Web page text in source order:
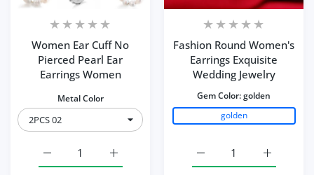
Women Ear Cuff No
Pierced Pearl Ear
Earrings Women
Metal Color
Augmenter la quantité de Women Ear
Augmenter la quantité de Women Ear Cuff No Pierced
Fashion Round Women's
Earrings Exquisite
Wedding Jewelry
Gem Color:golden
golden
Augmenter la quantité